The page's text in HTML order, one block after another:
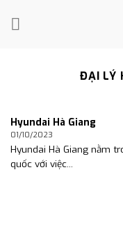
ĐẠI LÝ
Hyundai Hà Giang
01/10/2023
Hyundai Hà Giang nằm
quốc với việc...